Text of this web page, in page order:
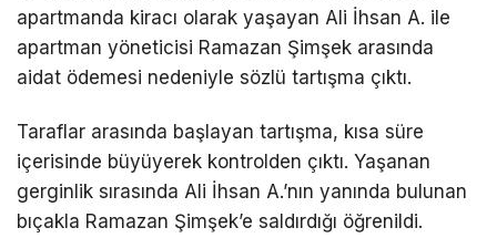
apartmanda kiracı olarak yaşayan Ali İhsan A. ile
apartman yöneticisi Ramazan Şimşek arasında
aidat ödemesi nedeniyle sözlü tartışma çıktı.
Taraflar arasında başlayan tartışma, kısa süre
içerisinde büyüyerek kontrolden çıktı. Yaşanan
gerginlik sırasında Ali İhsan A.’nın yanında bulunan
bıçakla Ramazan Şimşek’e saldırdığı öğrenildi.